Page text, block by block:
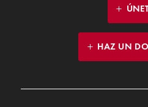
HAZ UN